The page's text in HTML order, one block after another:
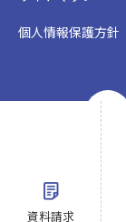
資料請求
個人情報保護方針